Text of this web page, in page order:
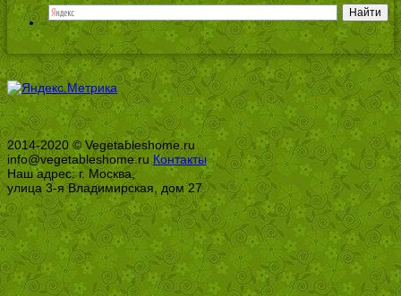
2014-2020 © Vegetableshome.ru
info@vegetableshome.ruКонтакты
Наш адрес: г. Москва,
улица 3-я Владимирская, дом 27